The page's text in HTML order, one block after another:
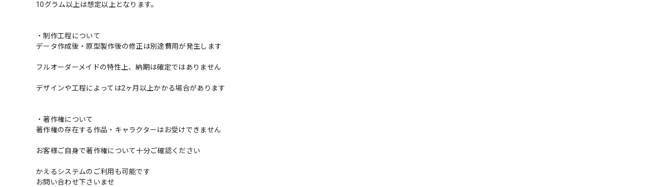
10グラム以上は想定以上となります。
・制作工程について
データ作成後・原型製作後の修正は別途費用が発生します
フルオーダーメイドの特性上、納期は確定ではありません
デザインや工程によっては2ヶ月以上かかる場合があります
・著作権について
著作権の存在する作品・キャラクターはお受けできません
お客様ご自身で著作権について十分ご確認ください
かえるシステムのご利用も可能です
お問い合わせ下さいませ